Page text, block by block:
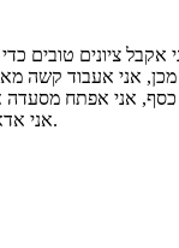
אקבל ציונים טובים
אני אעבוד קשה
אני אפתח מסעדה
אני אדאג אני בוס הוגן שמתייחס לעובדים שלי בכבוד.